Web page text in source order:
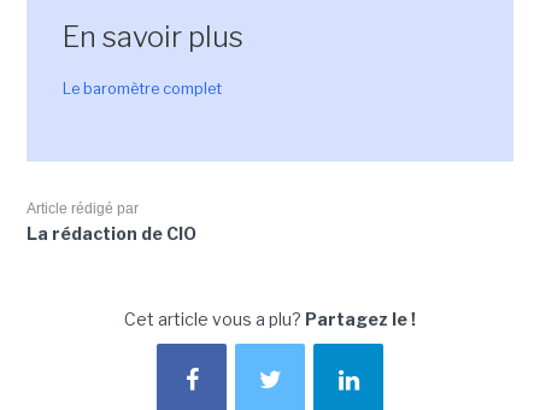
En savoir plus
Le baromètre complet
Article rédigé par
La rédaction de CIO
Cet article vous a plu? Partagez le !